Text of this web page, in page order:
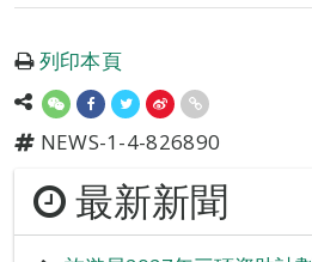
列印本頁
NEWS-1-4-826890
最新新聞